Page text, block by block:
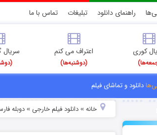
راهنمای دانلود تبلیغات تماس با ما
کوری اعتراف می کنم
(دوشنبه‌ها)
دانلود و تماشای فیلم
خانه» دانلود فیلم خارجی » دوبله